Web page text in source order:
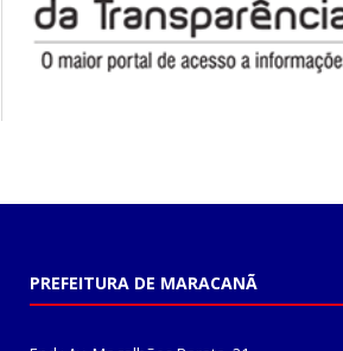
PREFEITURA DE MARACANÃ